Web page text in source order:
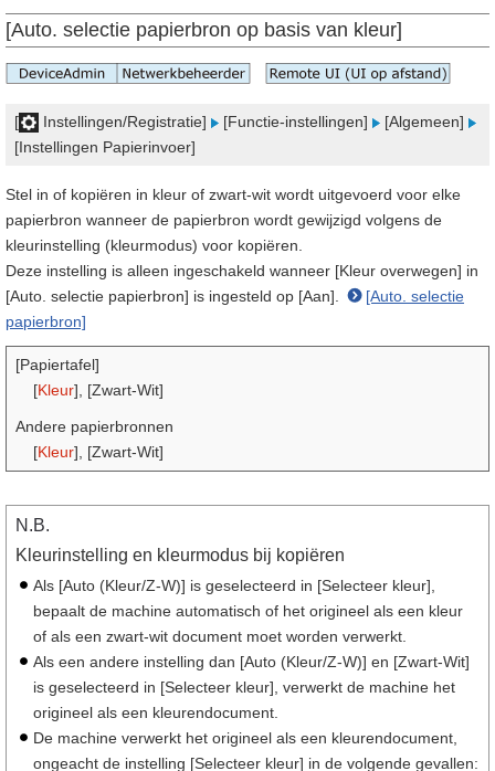
[Auto. selectie papierbron op basis van kleur]
[ Instellingen/Registratie] [Functie-instellingen]
[Algemeen]
[Instellingen Papierinvoer]
Stel in of kopiëren in kleur of zwart-wit wordt uitgevoerd voor elke
papierbron wanneer de papierbron wordt gewijzigd volgens de
kleurinstelling (kleurmodus) voor kopiëren.
Deze instelling is alleen ingeschakeld wanneer [Kleur overwegen] in
[Auto. selectie papierbron] is ingesteld op [Aan].
[Auto. selectie
papierbron]
[Papiertafel]
[Kleur], [Zwart-Wit]
Andere papierbronnen
[Kleur], [Zwart-Wit]
N.B.
Kleurinstelling en kleurmodus bij kopiëren
Als [Auto (Kleur/Z-W)] is geselecteerd in [Selecteer kleur],
bepaalt de machine automatisch of het origineel als een kleur
of als een zwart-wit document moet worden verwerkt.
Als een andere instelling dan [Auto (Kleur/Z-W)] en [Zwart-Wit]
is geselecteerd in [Selecteer kleur], verwerkt de machine het
origineel als een kleurendocument.
De machine verwerkt het origineel als een kleurendocument,
ongeacht de instelling [Selecteer kleur] in de volgende gevallen: